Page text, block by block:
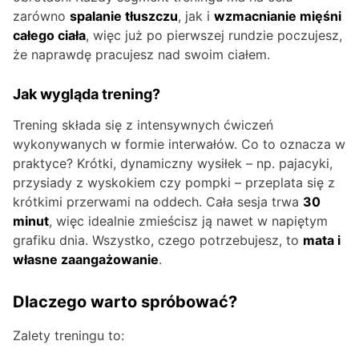
zarówno spalanie tłuszczu, jak i wzmacnianie mięśni
całego ciała, więc już po pierwszej rundzie poczujesz,
że naprawdę pracujesz nad swoim ciałem.
Jak wygląda trening?
Trening składa się z intensywnych ćwiczeń
wykonywanych w formie interwałów. Co to oznacza w
praktyce? Krótki, dynamiczny wysiłek – np. pajacyki,
przysiady z wyskokiem czy pompki – przeplata się z
krótkimi przerwami na oddech. Cała sesja trwa 30
minut, więc idealnie zmieścisz ją nawet w napiętym
grafiku dnia. Wszystko, czego potrzebujesz, to mata i
własne zaangażowanie.
Dlaczego warto spróbować?
Zalety treningu to: